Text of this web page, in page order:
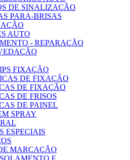
DE SINALIZAÇÃO
PARA-BRISAS
AUTO
- REPARAÇÃO
FIXAÇÃO
DE FIXAÇÃO
DE FIXAÇÃO
DE FRISOS
DE PAINEL
SPRAY
ESPECIAIS
MARCAÇÃO